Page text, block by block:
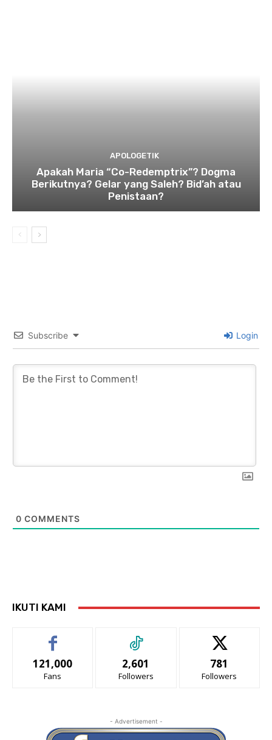
APOLOGETIK
Apakah Maria “Co-Redemptrix”? Dogma
Berikutnya? Gelar yang Saleh? Bid’ah atau
Penistaan?
Subscribe Login
0 COMMENTS
IKUTI KAMI
121,000
Fans
2,601
Followers
781
Followers
- Advertisement -